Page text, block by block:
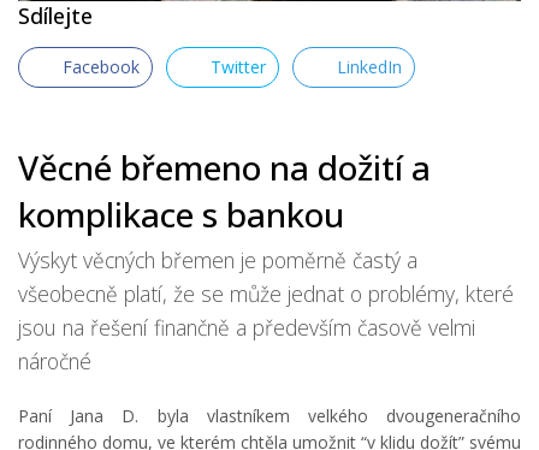
Sdílejte
Facebook Twitter LinkedIn
Věcné břemeno na dožití a
komplikace s bankou
Výskyt věcných břemen je poměrně častý a
všeobecně platí, že se může jednat o problémy, které
jsou na řešení finančně a především časově velmi
náročné
Paní Jana D. byla vlastníkem velkého dvougeneračního
rodinného domu, ve kterém chtěla umožnit “v klidu dožít” svému